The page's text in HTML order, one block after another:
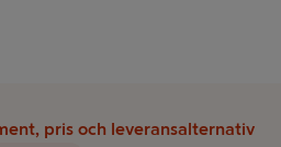
pris och leveransalternativ